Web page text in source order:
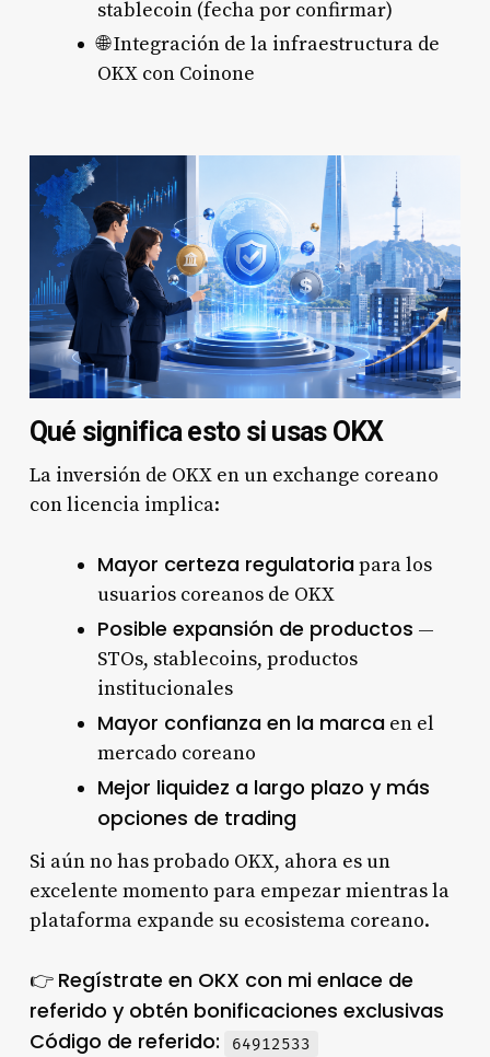
stablecoin (fecha por confirmar)
🌐 Integración de la infraestructura de
OKX con Coinone
Qué significa esto si usas OKX
La inversión de OKX en un exchange coreano
con licencia implica:
Mayor certeza regulatoriapara los
usuarios coreanos de OKX
Posible expansión de productos —
STOs, stablecoins, productos
institucionales
Mayor confianza en la marcaen el
mercado coreano
Mejor liquidez a largo plazo y más
opciones de trading
Si aún no has probado OKX, ahora es un
excelente momento para empezar mientras la
plataforma expande su ecosistema coreano.
👉 Regístrate en OKX con mi enlace de
referido y obtén bonificaciones exclusivas
Código de referido:
64912533